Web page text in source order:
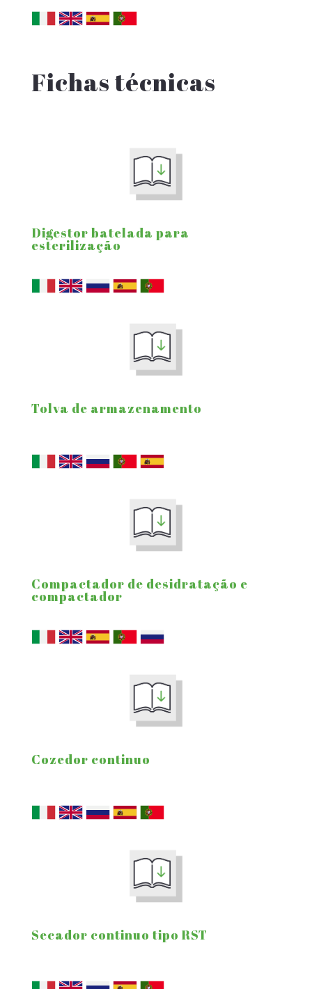
Fichas técnicas
Digestor batelada para
esterilização
Tolva de armazenamento
Compactador de desidratação e
compactador
Cozedor continuo
Secador continuo tipo RST